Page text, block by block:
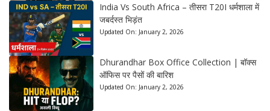
India Vs South Africa – तीसरा T20I धर्मशाला में
जबर्दस्त भिड़ंत
Updated On: January 2, 2026
Dhurandhar Box Office Collection | बॉक्स
ऑफिस पर पैसों की बारिश
Updated On: January 2, 2026